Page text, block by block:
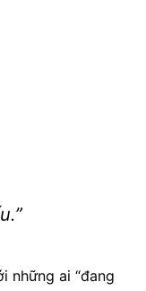
những ai “đang